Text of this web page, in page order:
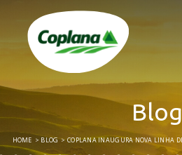
Blog
HOME BLOG COPLANA INAUGURA NOVA LINHA